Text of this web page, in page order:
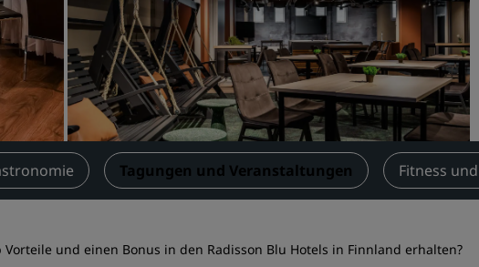
Entdecken Sie Radisson
Einen Meetingraum buchen
Fordern Sie ein Angebot an
Veranstaltungsorte
Branchenlösungen
Flüge suchen
Tagungen und Veranstaltungen Fitness
Vorteile und einen Bonus in den Radisson Blu Hotels in Finnland erhalten?